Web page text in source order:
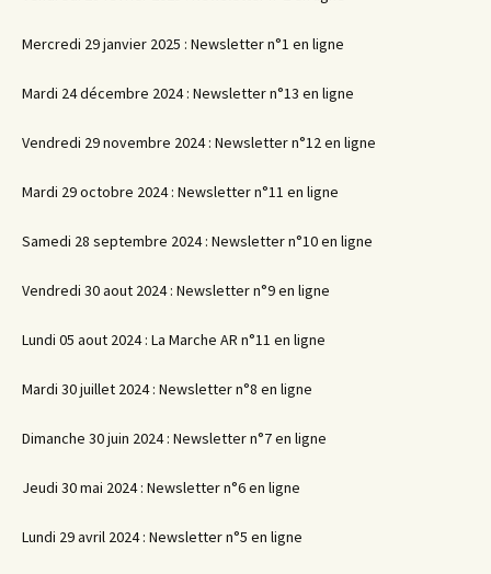
Mercredi 29 janvier 2025 : Newsletter n°1 en ligne
Mardi 24 décembre 2024 : Newsletter n°13 en ligne
Vendredi 29 novembre 2024 : Newsletter n°12 en ligne
Mardi 29 octobre 2024 : Newsletter n°11 en ligne
Samedi 28 septembre 2024 : Newsletter n°10 en ligne
Vendredi 30 aout 2024 : Newsletter n°9 en ligne
Lundi 05 aout 2024 : La Marche AR n°11 en ligne
Mardi 30 juillet 2024 : Newsletter n°8 en ligne
Dimanche 30 juin 2024 : Newsletter n°7 en ligne
Jeudi 30 mai 2024 : Newsletter n°6 en ligne
Lundi 29 avril 2024 : Newsletter n°5 en ligne